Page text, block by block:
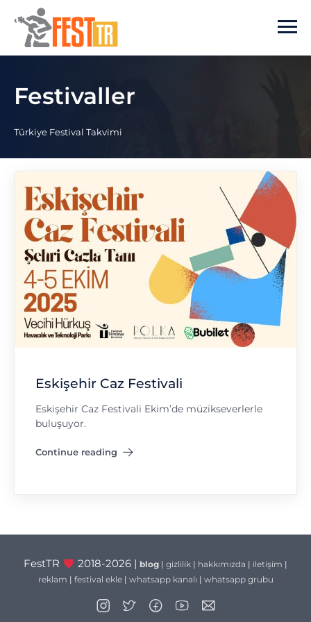
Ana içeriğe atla
Festivaller
Türkiye Festival Takvimi
Eskişehir Caz Festivali
Eskişehir Caz Festivali Ekim’de müzikseverlerle
buluşuyor.
Continue reading
"Eskişehir Caz Festivali"
FestTR 2018-2026 | blog| gizlilik| hakkımızda | iletişim |
reklam | festival ekle| whatsapp kanalı | whatsapp grubu